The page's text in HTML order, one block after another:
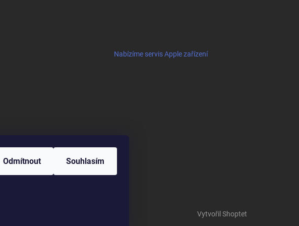
Odmítnout Souhlasím
Nabízíme servis Apple zařízení
Vytvořil Shoptet